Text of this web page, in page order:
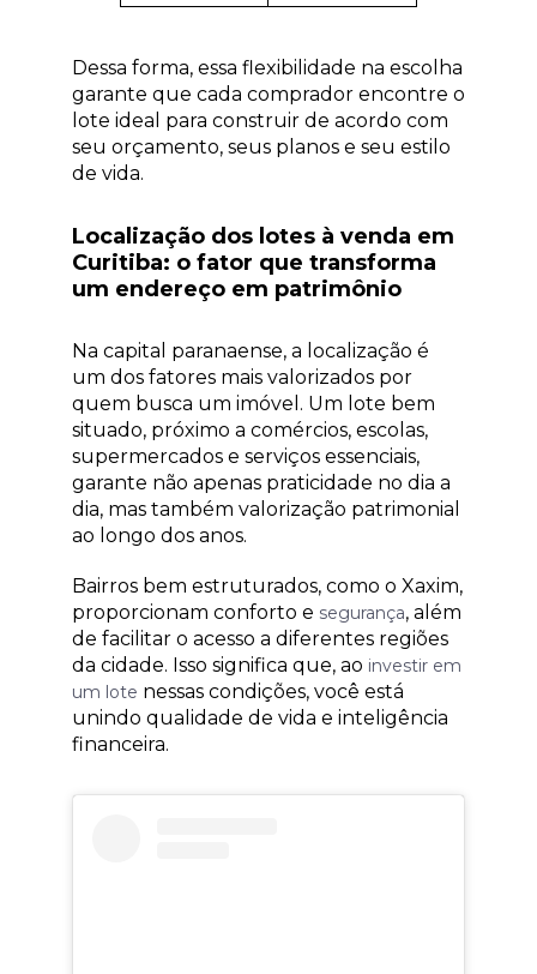
Dessa forma, essa flexibilidade na escolha
garante que cada comprador encontre o
lote ideal para construir de acordo com
seu orçamento, seus planos e seu estilo
de vida.
Localização dos lotes à venda em
Curitiba: o fator que transforma
um endereço em patrimônio
Na capital paranaense, a localização é
um dos fatores mais valorizados por
quem busca um imóvel. Um lote bem
situado, próximo a comércios, escolas,
supermercados e serviços essenciais,
garante não apenas praticidade no dia a
dia, mas também valorização patrimonial
ao longo dos anos.
Bairros bem estruturados, como o Xaxim,
proporcionam conforto e segurança, além
de facilitar o acesso a diferentes regiões
da cidade. Isso significa que, ao investir em
um lote nessas condições, você está
unindo qualidade de vida e inteligência
financeira.